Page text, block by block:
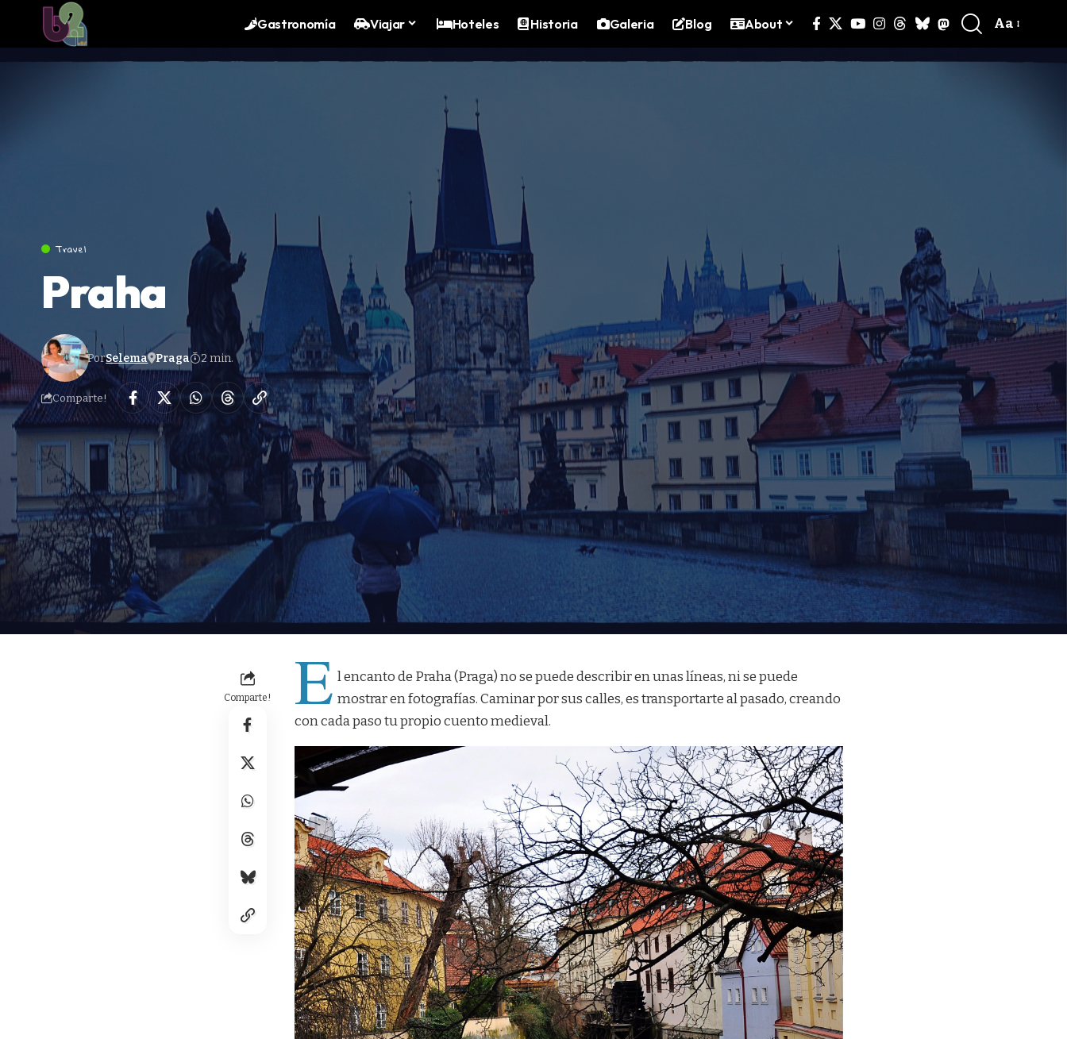
contenido
Gastronomía Viajar Hoteles Historia Galeria Blog About Aa
Travel
Praha
PorSelema Praga 2 min.
Comparte!
Comparte! E l encanto de Praha (Praga) no se puede describir en unas líneas, ni se puede
mostrar en fotografías. Caminar por sus calles, es transportarte al pasado, creando
con cada paso tu propio cuento medieval.